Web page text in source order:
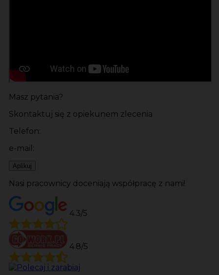
Masz pytania?
Skontaktuj się z opiekunem zlecenia
Telefon:
e-mail:
Aplikuj
Nasi pracownicy doceniają współpracę z nami!
4.3/5
4.8/5